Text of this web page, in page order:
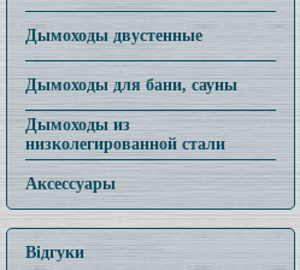
Дымоходы двустенные
Дымоходы для бани, сауны
Дымоходы из
низколегированной стали
Аксессуары
Відгуки